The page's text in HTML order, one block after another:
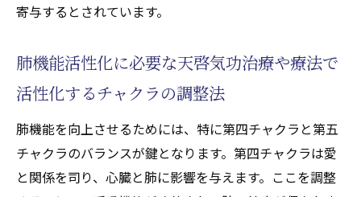
寄与するとされています。
肺機能活性化に必要な天啓気功治療や療法で
活性化するチャクラの調整法
肺機能を向上させるためには、特に第四チャクラと第五
チャクラのバランスが鍵となります。第四チャクラは愛
と関係を司り、心臓と肺に影響を与えます。ここを調整